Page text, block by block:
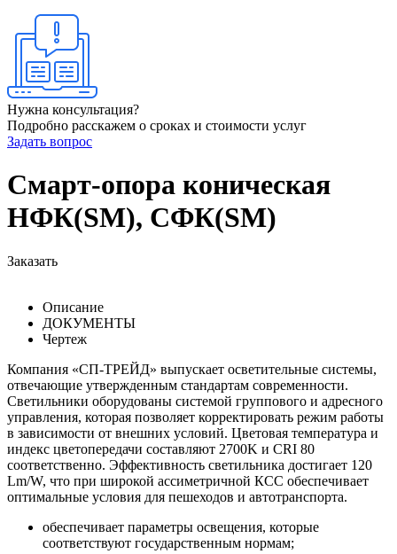
Нужна консультация?
Подробно расскажем о сроках и стоимости услуг
Задать вопрос
Смарт-опора коническая
НФК(SM), СФК(SM)
Заказать
Описание
ДОКУМЕНТЫ
Чертеж
Компания «СП-ТРЕЙД» выпускает осветительные системы,
отвечающие утвержденным стандартам современности.
Светильники оборудованы системой группового и адресного
управления, которая позволяет корректировать режим работы
в зависимости от внешних условий. Цветовая температура и
индекс цветопередачи составляют 2700K и CRI 80
соответственно. Эффективность светильника достигает 120
Lm/W, что при широкой ассиметричной КСС обеспечивает
оптимальные условия для пешеходов и автотранспорта.
обеспечивает параметры освещения, которые
соответствуют государственным нормам;